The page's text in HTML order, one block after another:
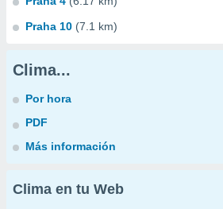
Praha 10 (7.1 km)
Clima...
Por hora
PDF
Más información
Clima en tu Web